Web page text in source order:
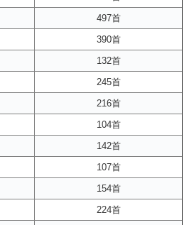
497首
390首
132首
245首
216首
104首
142首
107首
154首
224首